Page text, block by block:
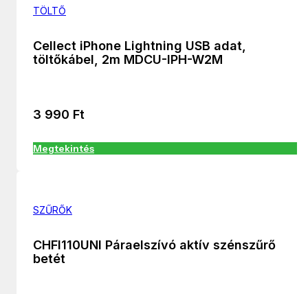
TÖLTŐ
Cellect iPhone Lightning USB adat,
töltőkábel, 2m MDCU-IPH-W2M
3 990 Ft
Megtekintés
SZŰRŐK
CHFI110UNI Páraelszívó aktív szénszűrő
betét